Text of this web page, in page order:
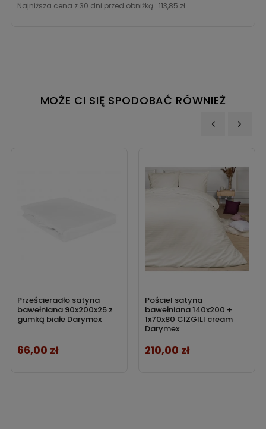
Najniższa cena z 30 dni przed obniżką : 113,85 zł
MOŻE CI SIĘ SPODOBAĆ RÓWNIEŻ
Prześcieradło satyna
bawełniana 90x200x25 z
gumką białe Darymex
Cena
66,00 zł
Pościel satyna
bawełniana 140x200 +
1x70x80 CIZGILI cream
Darymex
Cena
210,00 zł